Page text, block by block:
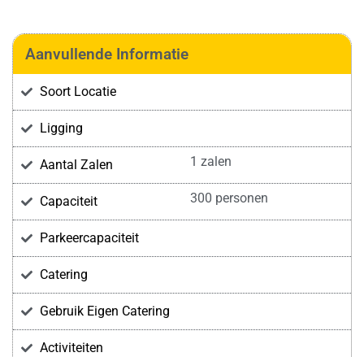
Aanvullende Informatie
Soort Locatie
Ligging
Aantal Zalen 1 zalen
Capaciteit 300 personen
Parkeercapaciteit
Catering
Gebruik Eigen Catering
Activiteiten